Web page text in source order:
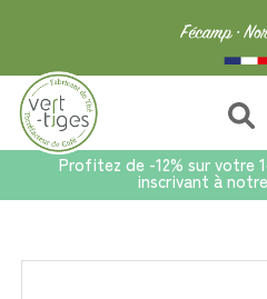
Profitez de -12% sur votre
inscrivant à
Thés en infusette > Infusettes